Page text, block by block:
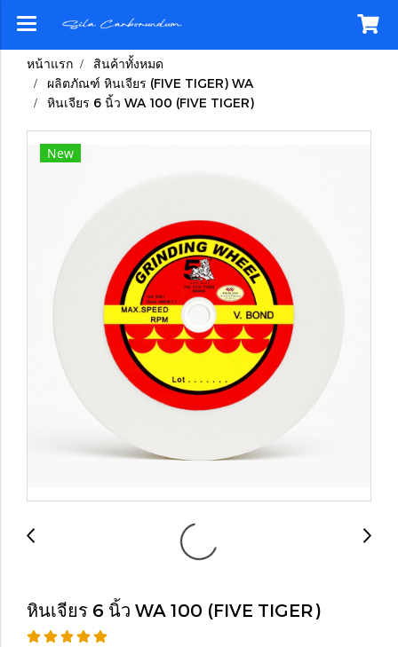
หน้าแรก
สินค้าทั้งหมด
ผลิตภัณฑ์ หินเจียร (FIVE TIGER) WA
หินเจียร 6 นิ้ว WA 100 (FIVE TIGER)
New
หินเจียร 6 นิ้ว WA 100 (FIVE TIGER)